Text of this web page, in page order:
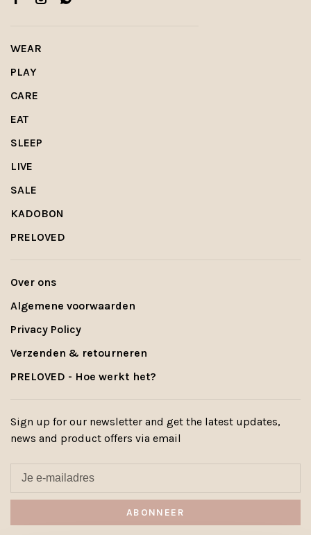
WEAR
PLAY
CARE
EAT
SLEEP
LIVE
SALE
KADOBON
PRELOVED
Over ons
Algemene voorwaarden
Privacy Policy
Verzenden & retourneren
PRELOVED - Hoe werkt het?
Sign up for our newsletter and get the latest updates,
news and product offers via email
ABONNEER